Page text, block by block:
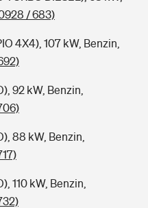
/ 683)
4X4), 107 kW, Benzin,
92 kW, Benzin,
88 kW, Benzin,
110 kW, Benzin,